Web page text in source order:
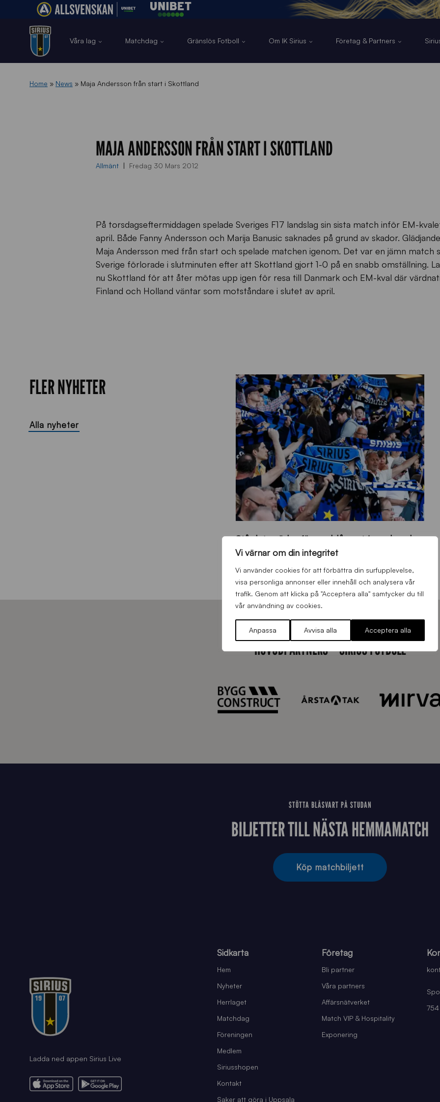
Vi värnar om din integritet
Vi använder cookies för att förbättra din surfupplevelse,
visa personliga annonser eller innehåll och analysera vår
trafik. Genom att klicka på "Acceptera alla" samtycker du till
vår användning av cookies.
Anpassa Avvisa alla Acceptera alla
Våra lag Matchdag Gränslös Fotboll Om IK Sirius Företag & Partners
Home » News » Maja Andersson från start i Skottland
MAJA ANDERSSON FRÅN START I SKOTTLAND
Allmänt Fredag 30 Mars 2012
På torsdagseftermiddagen spelade Sveriges F17 landslag sin sista match inför EM-
april. Både Fanny Andersson och Marija Banusic saknades på grund av skador.
Maja Andersson med från start och spelade matchen igenom. Det var en jämn match
Sverige förlorade i slutminuten efter att Skottland gjort 1-0 på en snabb omställning.
nu Skottland för att åter mötas upp igen för resa till Danmark och EM-kval där
Finland och Holland väntar som motståndare i slutet av april.
FLER NYHETER
Alla nyheter
d
r
a
-
s
t
2
6
Ståplats södra färgas blåsvart i samband med nästa hemmamatch
Allmänt,App,Herrlaget Onsdag 5 Augusti 2026
HUVUDPARTNERS – SIRIUS FOTBOLL
STÖTTA BLÅSVART PÅ STUDAN
BILJETTER TILL NÄSTA HEMMAMATCH
Köp matchbiljett
Ladda ned appen Sirius Live
Sidkarta
Hem
Nyheter
Herrlaget
Matchdag
Föreningen
Medlem
Siriusshopen
Kontakt
Saker att göra i Uppsala
Företag
Bli partner
Våra partners
Affärsnätverket
Match VIP & Hospitality
Exponering
754